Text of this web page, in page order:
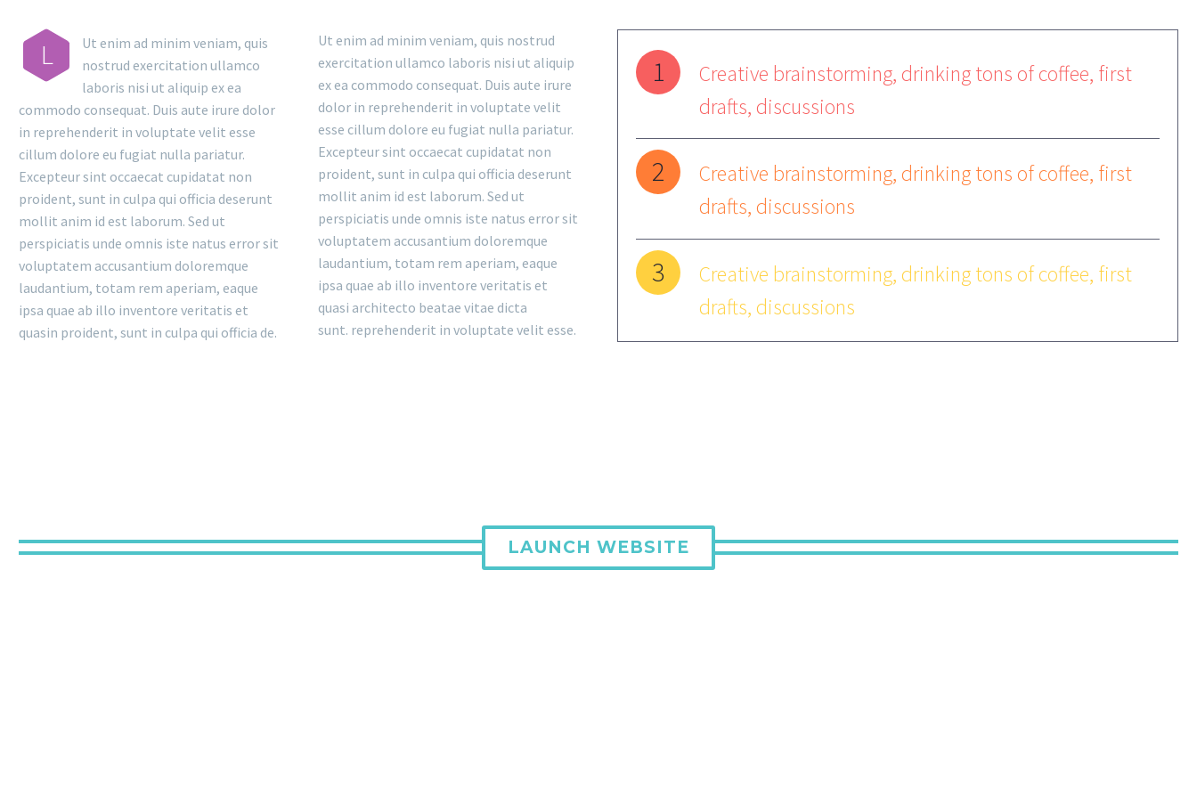
L
Ut enim ad minim veniam, quis
nostrud exercitation ullamco
laboris nisi ut aliquip ex ea
commodo consequat. Duis aute irure dolor
in reprehenderit in voluptate velit esse
cillum dolore eu fugiat nulla pariatur.
Excepteur sint occaecat cupidatat non
proident, sunt in culpa qui officia deserunt
mollit anim id est laborum. Sed ut
perspiciatis unde omnis iste natus error sit
voluptatem accusantium doloremque
laudantium, totam rem aperiam, eaque
ipsa quae ab illo inventore veritatis et
quasin proident, sunt in culpa qui officia de.
Ut enim ad minim veniam, quis nostrud
exercitation ullamco laboris nisi ut aliquip
ex ea commodo consequat. Duis aute irure
dolor in reprehenderit in voluptate velit
esse cillum dolore eu fugiat nulla pariatur.
Excepteur sint occaecat cupidatat non
proident, sunt in culpa qui officia deserunt
mollit anim id est laborum. Sed ut
perspiciatis unde omnis iste natus error sit
voluptatem accusantium doloremque
laudantium, totam rem aperiam, eaque
ipsa quae ab illo inventore veritatis et
quasi architecto beatae vitae dicta
sunt. reprehenderit in voluptate velit esse.
1
Creative brainstorming, drinking tons of coffee, first
drafts, discussions
2
Creative brainstorming, drinking tons of coffee, first
drafts, discussions
3
Creative brainstorming, drinking tons of coffee, first
drafts, discussions
LAUNCH WEBSITE